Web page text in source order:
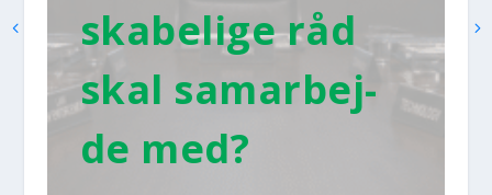
ska­be­li­ge råd
skal sam­ar­bej­
de med?